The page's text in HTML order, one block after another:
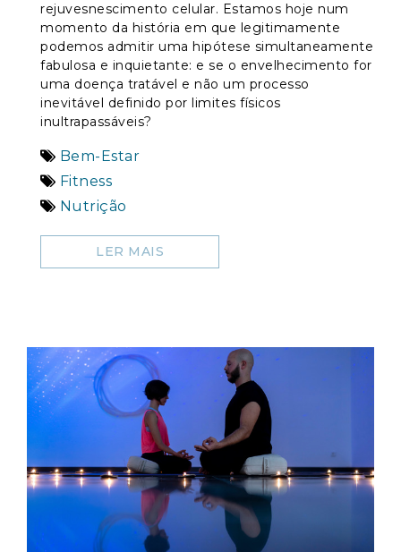
rejuvesnescimento celular. Estamos hoje num
momento da história em que legitimamente
podemos admitir uma hipótese simultaneamente
fabulosa e inquietante: e se o envelhecimento for
uma doença tratável e não um processo
inevitável definido por limites físicos
inultrapassáveis?
Bem-Estar
Fitness
Nutrição
LER MAIS